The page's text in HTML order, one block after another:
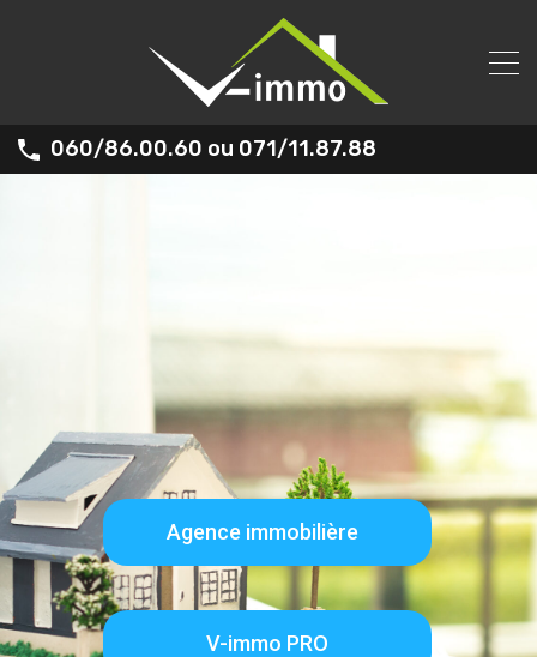
060/86.00.60 ou 071/11.87.88
Agence immobilière
V-immo PRO